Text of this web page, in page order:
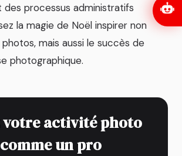
processus administratifs
la magie de Noël inspirer non
mais aussi le succès de
photographique.
votre activité photo
comme un pro